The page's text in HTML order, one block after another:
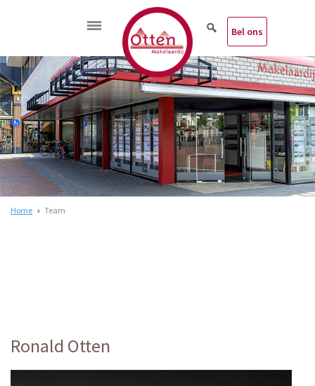
Bel ons
Home Team
Ronald Otten